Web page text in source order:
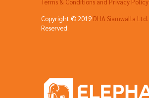
Terms & Conditions and Privacy Policy
Copyright © 2019 DHA Siamwalla Ltd.
Reserved.